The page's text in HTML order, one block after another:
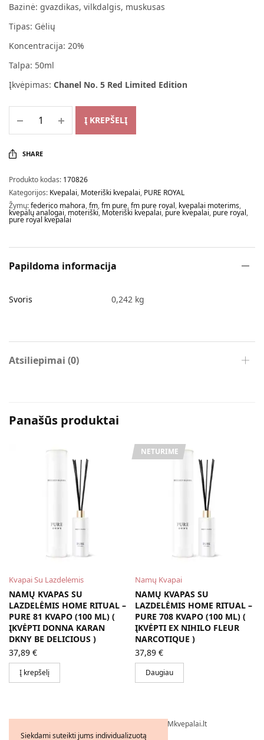
Bazinė: gvazdikas, vilkdalgis, muskusas
Tipas: Gėlių
Koncentracija: 20%
Talpa: 50ml
Įkvėpimas: Chanel No. 5 Red Limited Edition
Į KREPŠELĮ
SHARE
Produkto kodas: 170826
Kategorijos: Kvepalai, Moteriški kvepalai, PURE ROYAL
Žymų:federico mahora,fm,fm pure,fm pure royal, kvepalai moterims,
kvepalų analogai, moteriški, Moteriški kvepalai, pure kvepalai, pure royal,
pure royal kvepalai
Papildoma informacija
Svoris 0,242 kg
Atsiliepimai (0)
Panašūs produktai
Kvapai Su Lazdelėmis
NAMŲ KVAPAS SU
LAZDELĖMIS HOME RITUAL –
PURE 81 KVAPO (100 ML) (
ĮKVĖPTI DONNA KARAN
DKNY BE DELICIOUS )
37,89 €
Į krepšelį
NETURIME
Namų Kvapai
NAMŲ KVAPAS SU
LAZDELĖMIS HOME RITUAL –
PURE 708 KVAPO (100 ML) (
ĮKVĖPTI EX NIHILO FLEUR
NARCOTIQUE )
37,89 €
Daugiau
Visos teisės saugomos © 2026 - FMkvepalai.lt
Siekdami suteikti jums individualizuotą